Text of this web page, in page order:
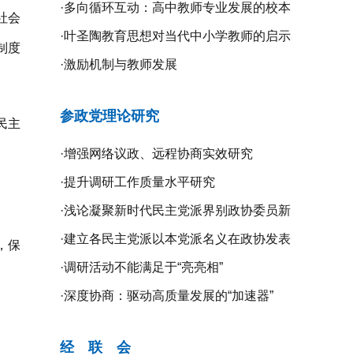
会
度
主
保
·多向循环互动：高中教师专业发展的校本
研修探究
·叶圣陶教育思想对当代中小学教师的启示
·激励机制与教师发展
参政党理论研究
·增强网络议政、远程协商实效研究
·提升调研工作质量水平研究
·浅论凝聚新时代民主党派界别政协委员新
共识的新路径
·建立各民主党派以本党派名义在政协发表
意见的制度机制研究
·调研活动不能满足于“亮亮相”
·深度协商：驱动高质量发展的“加速器”
经 联 会